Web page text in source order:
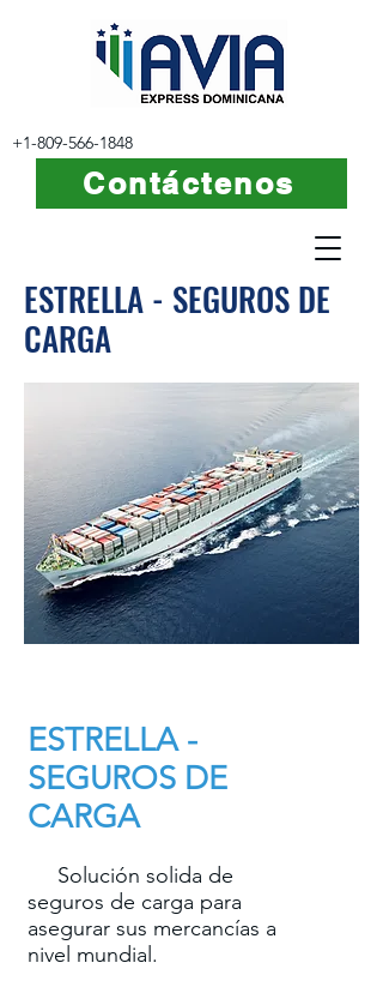
+1-809-566-1848
Contáctenos
ESTRELLA - SEGUROS DE
CARGA
ESTRELLA -
SEGUROS DE
CARGA
Solución solida de
seguros de carga para
asegurar sus mercancías a
nivel mundial.